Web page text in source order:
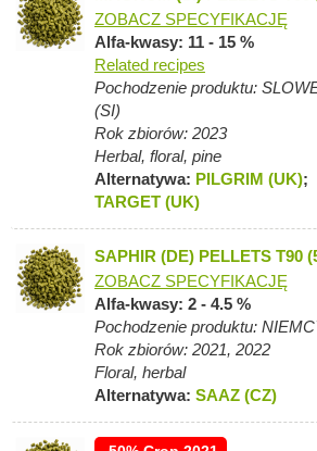
ZOBACZ SPECYFIKACJĘ
Alfa-kwasy: 11 - 15 %
Related recipes
Pochodzenie produktu:
(SI)
Rok zbiorów: 2023
Herbal, floral, pine
Alternatywa: PILGRIM (UK);
TARGET (UK)
SAPHIR (DE) PELLETS T90
ZOBACZ SPECYFIKACJĘ
Alfa-kwasy: 2 - 4.5 %
Pochodzenie produktu:
Rok zbiorów: 2021, 2022
Floral, herbal
Alternatywa: SAAZ (CZ)